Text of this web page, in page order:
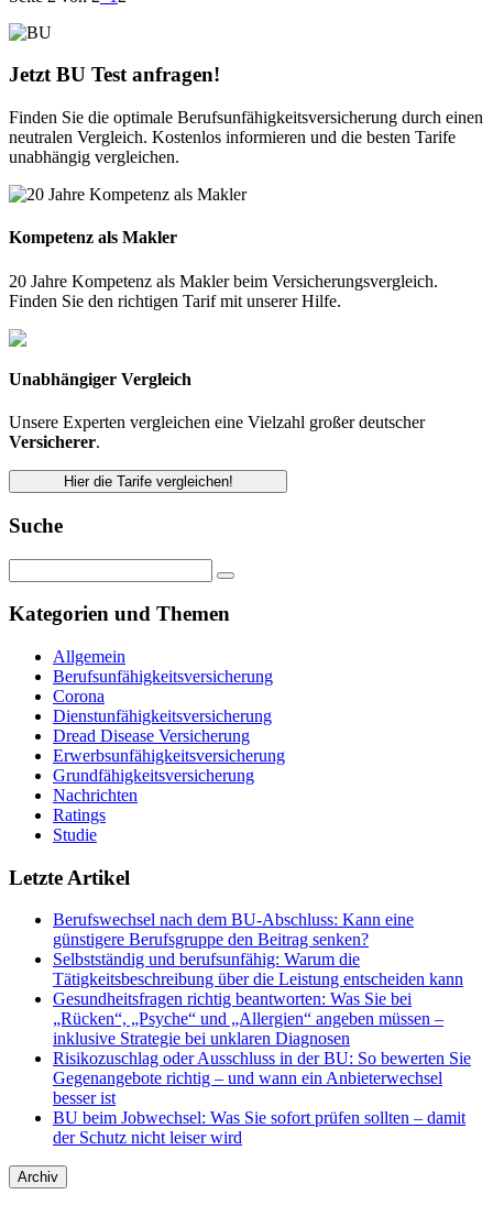
Jetzt BU Test anfragen!
Finden Sie die optimale Berufsunfähigkeitsversicherung durch einen
neutralen Vergleich. Kostenlos informieren und die besten Tarife
unabhängig vergleichen.
Kompetenz als Makler
20 Jahre Kompetenz als Makler beim Versicherungsvergleich.
Finden Sie den richtigen Tarif mit unserer Hilfe.
Unabhängiger Vergleich
Unsere Experten vergleichen eine Vielzahl großer deutscher
Versicherer.
Hier die Tarife vergleichen!
Suche
Kategorien und Themen
Allgemein
Berufsunfähigkeitsversicherung
Corona
Dienstunfähigkeitsversicherung
Dread Disease Versicherung
Erwerbsunfähigkeitsversicherung
Grundfähigkeitsversicherung
Nachrichten
Ratings
Studie
Letzte Artikel
Berufswechsel nach dem BU-Abschluss: Kann eine
günstigere Berufsgruppe den Beitrag senken?
Selbstständig und berufsunfähig: Warum die
Tätigkeitsbeschreibung über die Leistung entscheiden kann
Gesundheitsfragen richtig beantworten: Was Sie bei
„Rücken“, „Psyche“ und „Allergien“ angeben müssen –
inklusive Strategie bei unklaren Diagnosen
Risikozuschlag oder Ausschluss in der BU: So bewerten Sie
Gegenangebote richtig – und wann ein Anbieterwechsel
besser ist
BU beim Jobwechsel: Was Sie sofort prüfen sollten – damit
der Schutz nicht leiser wird
Archiv